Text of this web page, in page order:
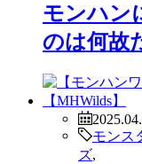
モンハン
のは何故
モンス
ズ